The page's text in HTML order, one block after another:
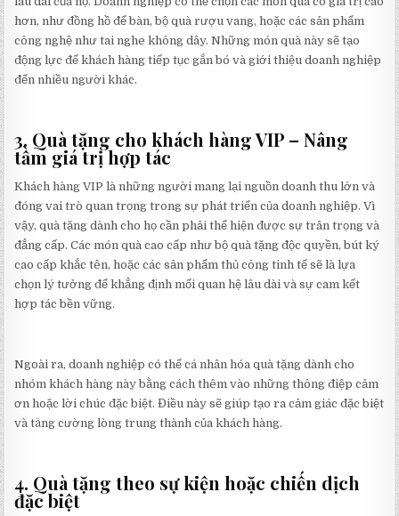
hơn, như đồng hồ để bàn, bộ quà rượu vang, hoặc các sản phẩm
công nghệ như tai nghe không dây. Những món quà này sẽ tạo
động lực để khách hàng tiếp tục gắn bó và giới thiệu doanh nghiệp
đến nhiều người khác.
3. Quà tặng cho khách hàng VIP – Nâng
tầm giá trị hợp tác
Khách hàng VIP là những người mang lại nguồn doanh thu lớn và
đóng vai trò quan trọng trong sự phát triển của doanh nghiệp. Vì
vậy, quà tặng dành cho họ cần phải thể hiện được sự trân trọng và
đẳng cấp. Các món quà cao cấp như bộ quà tặng độc quyền, bút ký
cao cấp khắc tên, hoặc các sản phẩm thủ công tinh tế sẽ là lựa
chọn lý tưởng để khẳng định mối quan hệ lâu dài và sự cam kết
hợp tác bền vững.
Ngoài ra, doanh nghiệp có thể cá nhân hóa quà tặng dành cho
nhóm khách hàng này bằng cách thêm vào những thông điệp cảm
ơn hoặc lời chúc đặc biệt. Điều này sẽ giúp tạo ra cảm giác đặc biệt
và tăng cường lòng trung thành của khách hàng.
4. Quà tặng theo sự kiện hoặc chiến dịch
đặc biệt